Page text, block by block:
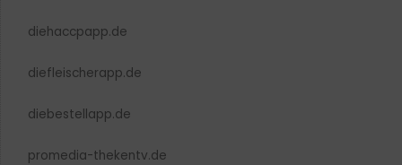
diehaccpapp.de
diefleischerapp.de
diebestellapp.de
promedia-thekentv.de